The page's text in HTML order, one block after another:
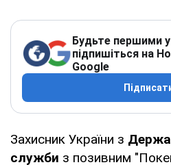
Будьте першими
підпишіться на
Google
Захисник України з
служби з позивним